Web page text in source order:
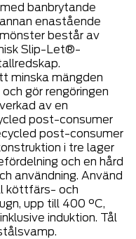
banbrytande
enastående
består av
Slip-Let®-
minska mängden
gör rengöringen
av en
post-consumer
post-consumer
i tre lager
och en hård
användning. Använd
köttfärs- och
upp till 400 °C,
induktion. Tål